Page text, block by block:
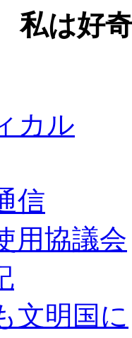
私は好
カル
信
用協議会
文明国に